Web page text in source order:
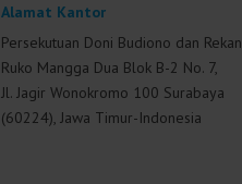
Alamat Kantor
Persekutuan Doni Budiono dan Rekan
Ruko Mangga Dua Blok B-2 No. 7,
Jl. Jagir Wonokromo 100 Surabaya
(60224), Jawa Timur-Indonesia